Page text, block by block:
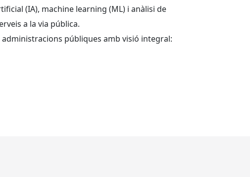
(IA), machine learning (ML) i anàlisi de
a la via pública.
públiques amb visió integral: